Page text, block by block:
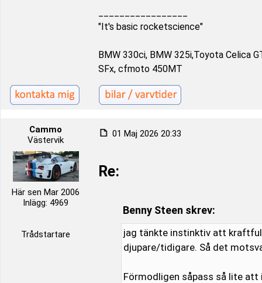
"It's basic rocketscience"
BMW 330ci, BMW 325i,Toyota Celica
SFx, cfmoto 450MT
Cammo
Västervik
Här sen Mar 2006
Inlägg: 4969
Trådstartare
01 Maj 2026 20:33
Re:
Benny Steen skrev:
jag tänkte instinktiv att
djupare/tidigare. Så det
Förmodligen såpass så lite att